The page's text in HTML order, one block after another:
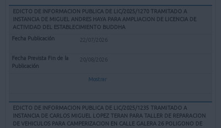
EDICTO DE INFORMACION PUBLICA DE LIC/2025/1270 TRAMITADO A
INSTANCIA DE MIGUEL ANDRES HAYA PARA AMPLIACION DE LICENCIA DE
ACTIVIDAD DEL ESTABLECIMIENTO BUDDHA
22/07/2026
20/08/2026
Mostrar
EDICTO DE INFORMACION PUBLICA DE LIC/2025/1235 TRAMITADO A
INSTANCIA DE CARLOS MIGUEL LOPEZ TERAN PARA TALLER DE REPARACION
DE VEHICULOS PARA CAMPERIZACION EN CALLE GALERA 26 POLIGONO DE